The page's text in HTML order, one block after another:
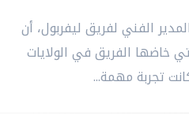
الفني لفريق ليفربول، أن
خاضها الفريق في الولايات
تجربة مهمة...